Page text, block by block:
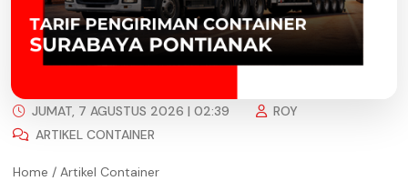
JUMAT, 7 AGUSTUS 2026 | 02:39
ROY
ARTIKEL CONTAINER
Home / Artikel Container